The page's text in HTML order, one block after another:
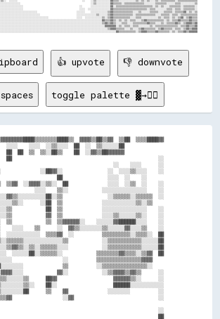
👍 upvote 👎 downvote
toggle palette ▓→✊🏽
▓▓▓▓▒▒██▒▒▓▓  ▒▒██  ▒▒▒▒████▓▓
░░░░    ░░░░  ░░▒▒░░░░  ██  ░░  ▒▒░░░░░░██
██  ██  ▒▒  ▒▒░░██▒▒    ██  ░░▓▓▒▒██▓▓▓▓▓▓
██                                                    ░░
░░    ░░░░      ░░
░░██▓▓░░                ░░  ░░░░▒▒░░░░    ░░
██                ░░░░  ░░    ░░
▒▒▓▓  ░░▓▓▓▓░░▒▒░░  ██              ░░░░  ░░▒▒  ░░    ░░
░░░░    ▒▒░░            ░░░░░░░░░░░░░░░░    ░░
░░▒▒▒▒▒▒░░▒▒▒▒▒▒  ░░
░░██  ▒▒              ░░░░░░░░░░░░▒▒░░▒▒
██  ▒▒              ░░░░░░░░░░░░░░░░    ░░
▓▓  ▒▒              ░░░░▒▒░░░░░░▒▒░░    ░░
▒▒            ▒▒  ▒▒▓▓▓▓▓▓░░    ░░░░░░▓▓██████░░░░    ░░
░░░░    ▒▒      ░░  ▓▓▒▒░░░░░░░░▒▒░░░░░░▓▓░░░░▒▒    ░░
░░░░░░░░░░░░  ▒▒▒▒▓▓  ░░          ▒▒▒▒▒▒▒▒▒▒░░▒▒▒▒░░  ██
░░▒▒▒▒▒▒▒▒▒▒▒▒░░░░░░██
░░▒▒▒▒▒▒▒▒▒▒▒▒░░░░░░██
░░░░░░██░░▒▒▒▒▒▒░░            ▒▒▒▒▒▒▒▒▓▓▒▒▒▒░░▒▒▓▓  ██
░░          ▒▒▒▒▒▒▒▒▒▒▒▒▒▒▒▒▓▓▓▓
▒▒          ░░▒▒▒▒▒▒▒▒▒▒▒▒▒▒▒▒░░
▓▓░░            ░░▒▒▓▓▓▓▒▒▓▓▒▒      ░░
██▓▓                    ▓▓▓▓▓▓▒▒░░      ░░
██░░                    ██████░░░░░░░░░░░░
▒▒    ▓▓              ░░░░░░░░          ░░
░░▓▓                              ░░
▒▒
░░